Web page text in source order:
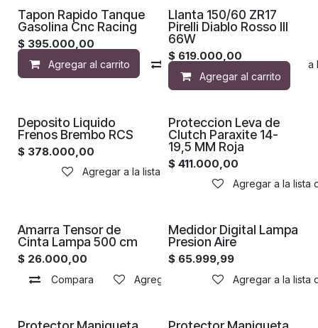
Tapon Rapido Tanque
Gasolina Cnc Racing
$ 395.000,00
Agregar al carrito Compara Agregar a la
Llanta 150/60 ZR17
Pirelli Diablo Rosso III
66W
$ 619.000,00
Agregar al carrito
Deposito Liquido
Frenos Brembo RCS
$ 378.000,00
Agregar a la lista de deseos
Proximamente
Proteccion Leva de
Clutch Paraxite 14-
19,5 MM Roja
$411.000,00
Agregar a la lista
Amarra Tensor de
Cinta Lampa 500 cm
$ 26.000,00
Compara Agregar a la lista de deseos
Proximamente
Medidor Digital Lampa
Presion Aire
$ 65.999,99
Agregar a la lista